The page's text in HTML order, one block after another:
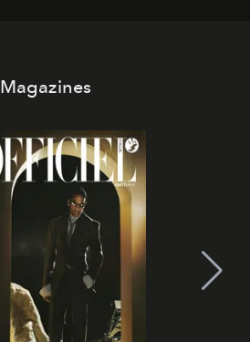
Magazines